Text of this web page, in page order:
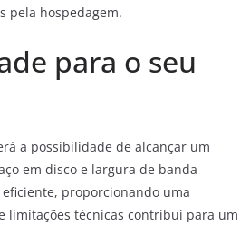
pela hospedagem.
para o seu
a possibilidade de alcançar um
em disco e largura de banda
proporcionando uma
limitações técnicas contribui para um